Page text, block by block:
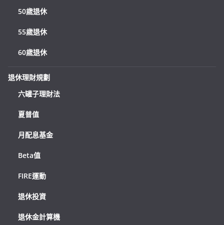
50歲退休
55歲退休
60歲退休
退休理財規劃
六罐子理財法
夏普值
月配息基金
Beta值
FIRE運動
退休投資
退休金計算機